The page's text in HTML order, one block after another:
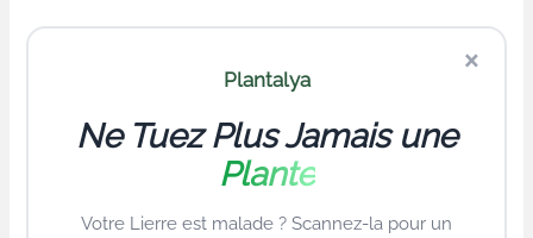
×
Plantalya
Ne Tuez Plus Jamais une
Plante
Votre Lierre est malade ? Scannez-la pour un